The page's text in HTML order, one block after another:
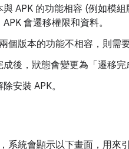
與 APK 的功能相容 (例如模
會遷移權限和資料。
個版本的功能不相容，則需
後，狀態會變更為「遷移完
安裝 APK。
系統會顯示以下畫面，用來